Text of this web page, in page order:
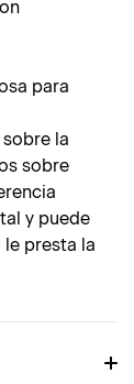
para
la
sobre
y puede
presta la